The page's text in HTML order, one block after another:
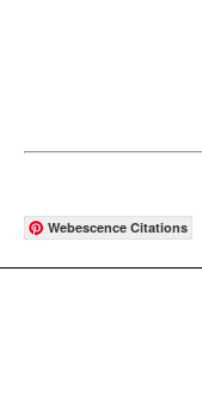
Webescence Citations